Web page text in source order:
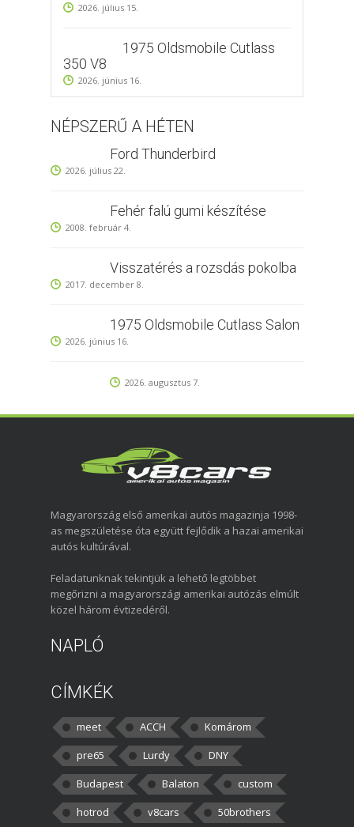
2026. július 15.
1975 Oldsmobile Cutlass
350 V8
2026. június 16.
NÉPSZERŰ A HÉTEN
Ford Thunderbird
2026. július 22.
Fehér falú gumi készítése
2008. február 4.
Visszatérés a rozsdás pokolba
2017. december 8.
1975 Oldsmobile Cutlass Salon
2026. június 16.
2026. augusztus 7.
Magyarország első amerikai autós magazinja 1998-
as megszületése óta együtt fejlődik a hazai amerikai
autós kultúrával.
Feladatunknak tekintjük a lehető legtöbbet
megőrizni a magyarországi amerikai autózás elmúlt
közel három évtizedéről.
NAPLÓ
CÍMKÉK
meet ACCH
Komárom
pre65
Lurdy
DNY
Budapest
Balaton
custom
hotrod
v8cars 50brothers